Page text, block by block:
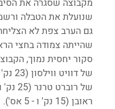
שנועלת את הטבלה
גם הערב צפת לא
שהייתה צמודה בחצי
סקור יחסית נמוך,
ראובן